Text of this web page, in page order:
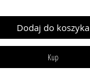
Dodaj do koszyka
Kup